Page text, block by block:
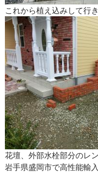
これから植え込みして行
花壇、外部水栓部分のレ
岩手県盛岡市で高性能輸